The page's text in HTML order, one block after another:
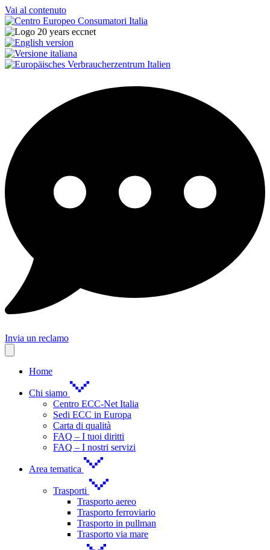
Vai al contenuto
Invia un reclamo
Home
Chi siamo
Centro ECC-Net Italia
Sedi ECC in Europa
Carta di qualità
FAQ – I tuoi diritti
FAQ – I nostri servizi
Area tematica
Trasporti
Trasporto aereo
Trasporto ferroviario
Trasporto in pullman
Trasporto via mare